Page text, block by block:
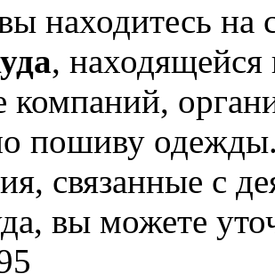
находитесь на
,
компаний,
пошиву
связанные с
вы можете